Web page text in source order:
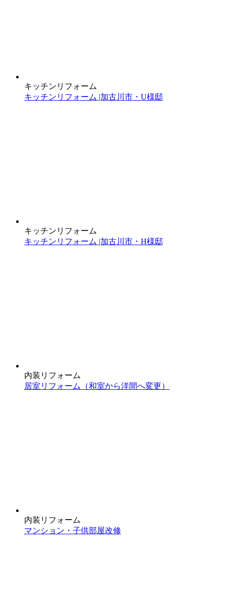
キッチンリフォーム
キッチンリフォーム |加古川市・U様邸
キッチンリフォーム
キッチンリフォーム |加古川市・H様邸
内装リフォーム
居室リフォーム（和室から洋間へ変更）
内装リフォーム
マンション・子供部屋改修